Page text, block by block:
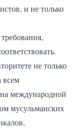
и не только
не только
всем
международной
мусульманских